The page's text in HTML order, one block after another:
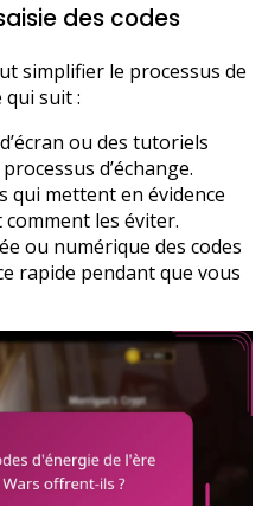
des codes
simplifier le processus de
qui suit :
ou des tutoriels
d’échange.
qui mettent en évidence
les éviter.
ou numérique des codes
rapide pendant que vous